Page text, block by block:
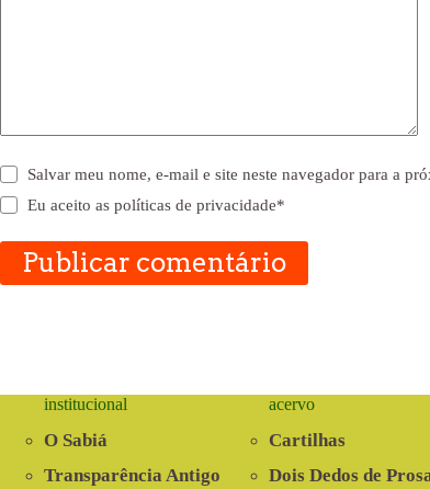
Salvar meu nome, e-mail e site neste navegador para a
Eu aceito aspolíticas de privacidade*
Publicar comentário
institucional
O Sabiá
Transparência Antigo
acervo
Cartilhas
Dois Dedos de